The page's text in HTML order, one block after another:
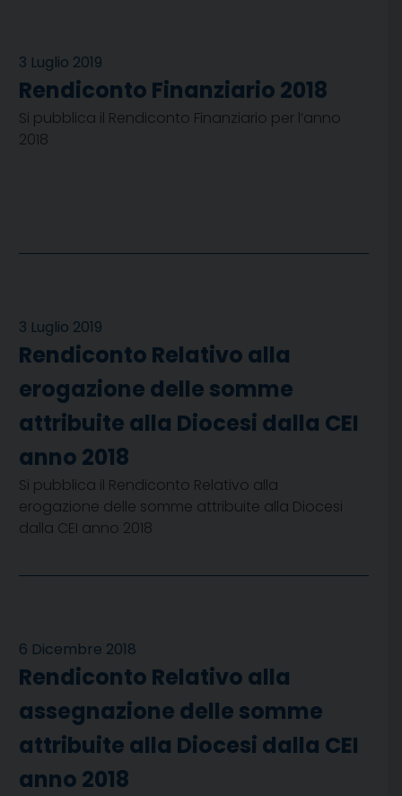
3 Luglio 2019
Rendiconto Finanziario 2018
Si pubblica il Rendiconto Finanziario per l’anno
2018
3 Luglio 2019
Rendiconto Relativo alla
erogazione delle somme
attribuite alla Diocesi dalla CEI
anno 2018
Si pubblica il Rendiconto Relativo alla
erogazione delle somme attribuite alla Diocesi
dalla CEI anno 2018
6 Dicembre 2018
Rendiconto Relativo alla
assegnazione delle somme
attribuite alla Diocesi dalla CEI
anno 2018